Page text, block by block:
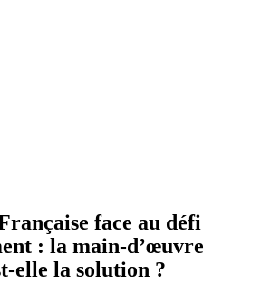
face au défi
: la main-d’œuvre
elle la solution ?